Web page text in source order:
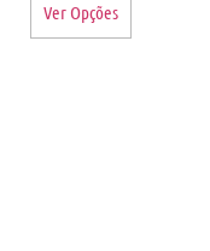
Ver Opções